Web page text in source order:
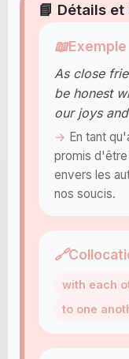
📘 Détails
📖Exemple
As close
be honest
our joys
En tant
promis d'être
envers les
nos soucis.
🔗
with each
to one